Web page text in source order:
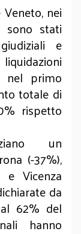
nei
sono stati
e
nel primo
totale di
rispetto
un
(-37%),
e Vicenza
da
62% del
hanno